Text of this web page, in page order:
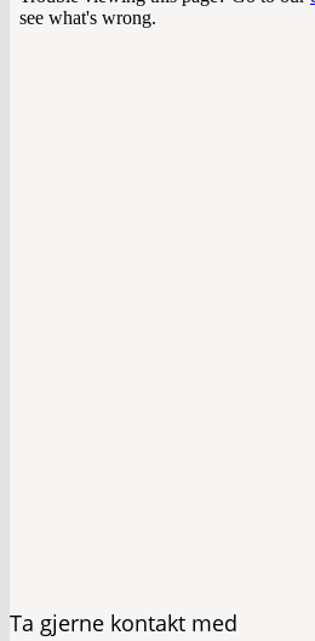
Ta gjerne kontakt med